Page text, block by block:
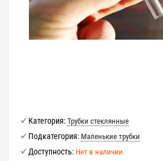
Категория: Трубки стеклянные
Подкатегория: Маленькие трубки
Доступность: Нет в наличии